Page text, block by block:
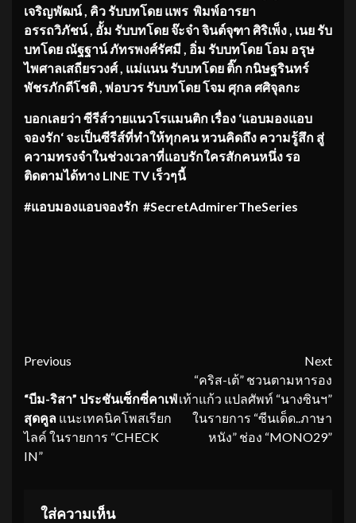
เจริญพัฒน์, คิว รับบทโดย แพร พิมพ์อารยา
อรรถวิภัชน์, อั้ม รับบทโดยจ๊ะจ๋าจินต์จุฑา ศิริเพ็ง เนย รับ
บทโดย ณัฐฐาน์ ภัทรพงศ์รัศมี อิ่ม รับบทโดยโอม อรุษ
ไพศาลเสถียรวงศ์, แม่แนน รับบทโดย ติ๊ก กนิษฐรินทร์
พัชรภักดีโชติ พ่อบวร รับบทโดยโจม ศุกล ศศิจุลกะ
บอกเลยว่า ซีรีส์วายแนวโรแมนติก เรื่อง ‘แอบมองแอบ
จองรัก‘จะเป็นซีรีส์ที่ทำให้ทุกคน หวนคิดถึง ความรู้สึก สู่
ความทรงจำในช่วงเวลาที่แอบรักใครสักคนหนึ่ง รอ
ติดตามได้ทาง LINE TVเร็วๆนี้
#แอบมองแอบจองรัก #SecretAdmirerTheSeries
Continue
Reading
Previous
“บีม-ริสา” ประชันเซ็กซี่คาเฟ่
สุดคูล แนะเทคนิคโพสเรียก
ไลค์ ในรายการ “CHECK
IN”
Next
“คริส-เต้” ชวนตามหารอง
เท้าแก้ว แปลศัพท์ “นางซินฯ”
ในรายการ “ซีนเด็ด..ภาษา
หนัง” ช่อง “MONO29”
ใส่ความเห็น